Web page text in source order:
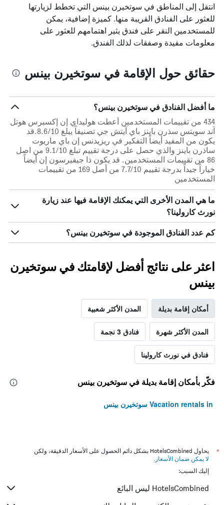
انتقل إلى المناطق في سوتخيرن بينس التي تخطط لزيارتها
للعثور على الفنادق القريبة منها. كميزة إضافية، يمكن
للمستخدمين النقر على فندق يثير اهتمامهم للعثور على
معلومات مفيدة وصفقات لذلك الفندق.
حقائق حول الإقامة في سوتخيرن بينس
ما أفضل الفنادق في سوتخيرن بينس؟
434 من تقييمات المستخدمين أعطت هوليداي إن إكسبرس هوتل
آند سويتس سذرن باينز باي آيتش جي تصنيفاً يبلغ 8.6/10.قد
يكون من المفيد أيضاً التفكير في ريزيدنس إن باي ماريوت
ساذرن باينز والذي حصل على درجة تقييم تبلغ 9.1/10 من اصل
86 من تقييمات المستخدمين. قد يكون ذا جيفيرسون إن أيضاً
خياراً جيداً بدرجة تقييم 7.7/10 من أصل 169 من تقييمات
المستخدمين
ما هي المدن الأخرى التي يمكنك الإقامة فيها عند زيارة
نورث كارولينا؟
كم عدد الفنادق الموجودة في سوتخيرن بينس؟
اعثر على نتائج أفضل لإقامتك في سوتخيرن
بينس
أمكان إقامة بديلة المدن الأكثر شعبية
المدن الأكثر شهرة فنادق 3 نجمة
فنادق في نورث كارولينا
فكّر بأمكان إقامة بديلة في سوتخيرن بينس
Vacation rentals in سوتخيرن بينس
*
يحاول HotelsCombined بشكل دائم الحصول على الأسعار الدقيقة، ولكن
لا يمكن ضمان الأسعار .
إليك السبب:
HotelsCombined ليس البائع